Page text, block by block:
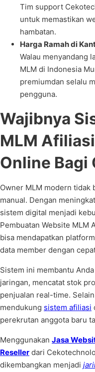
Tim support
untuk memastikan
hambatan.
Harga Ramah di
Walau menyandang
MLM di Indonesia
premiumdan selalu
pengguna.
Wajibnya
MLM
Online Bagi
Owner MLM modern tidak
manual. Dengan
sistem digital menjadi
Pembuatan Website MLM
bisa mendapatkan
data member dengan
Sistem ini membantu
jaringan, mencatat stok
penjualan real-time.
mendukung sistem afiliasi
perekrutan anggota baru
Menggunakan Jasa
Reseller dari
dikembangkan menjadi